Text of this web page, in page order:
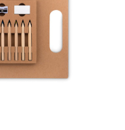
be
chosen
on
the
product
page